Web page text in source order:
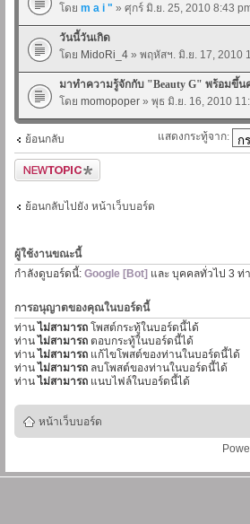
โดย m a i " » ศุกร์ มิ.ย. 25, 2010 8:43
วันนี้วันเกิด
โดย MidoRi_4 » พฤหัสฯ. มิ.ย. 17, 2010
มาทำความรู้จักกับ "Beauty G" พร้อมขึ้น
โดย momopoper » พุธ มิ.ย. 16, 2010
ย้อนกลับ แสดงกระทู้จาก:
ตั้งกระทู้ใหม่
ย้อนกลับไปยัง หน้าเว็บบอร์ด
ผู้ใช้งานขณะนี้
กำลังดูบอร์ดนี้: Google [Bot] และ บุคคลทั่วไป 3 ท่
การอนุญาตของคุณในบอร์ดนี้
ท่าน ไม่สามารถ โพสต์กระทู้ในบอร์ดนี้ได้
ท่าน ไม่สามารถ ตอบกระทู้ในบอร์ดนี้ได้
ท่าน ไม่สามารถ แก้ไขโพสต์ของท่านในบอร์ดนี้ได้
ท่าน ไม่สามารถ ลบโพสต์ของท่านในบอร์ดนี้ได้
ท่าน ไม่สามารถ แนบไฟล์ในบอร์ดนี้ได้
หน้าเว็บบอร์ด